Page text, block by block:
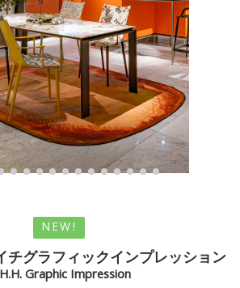
NEW!
チグラフィックインプレッション
Graphic Impression